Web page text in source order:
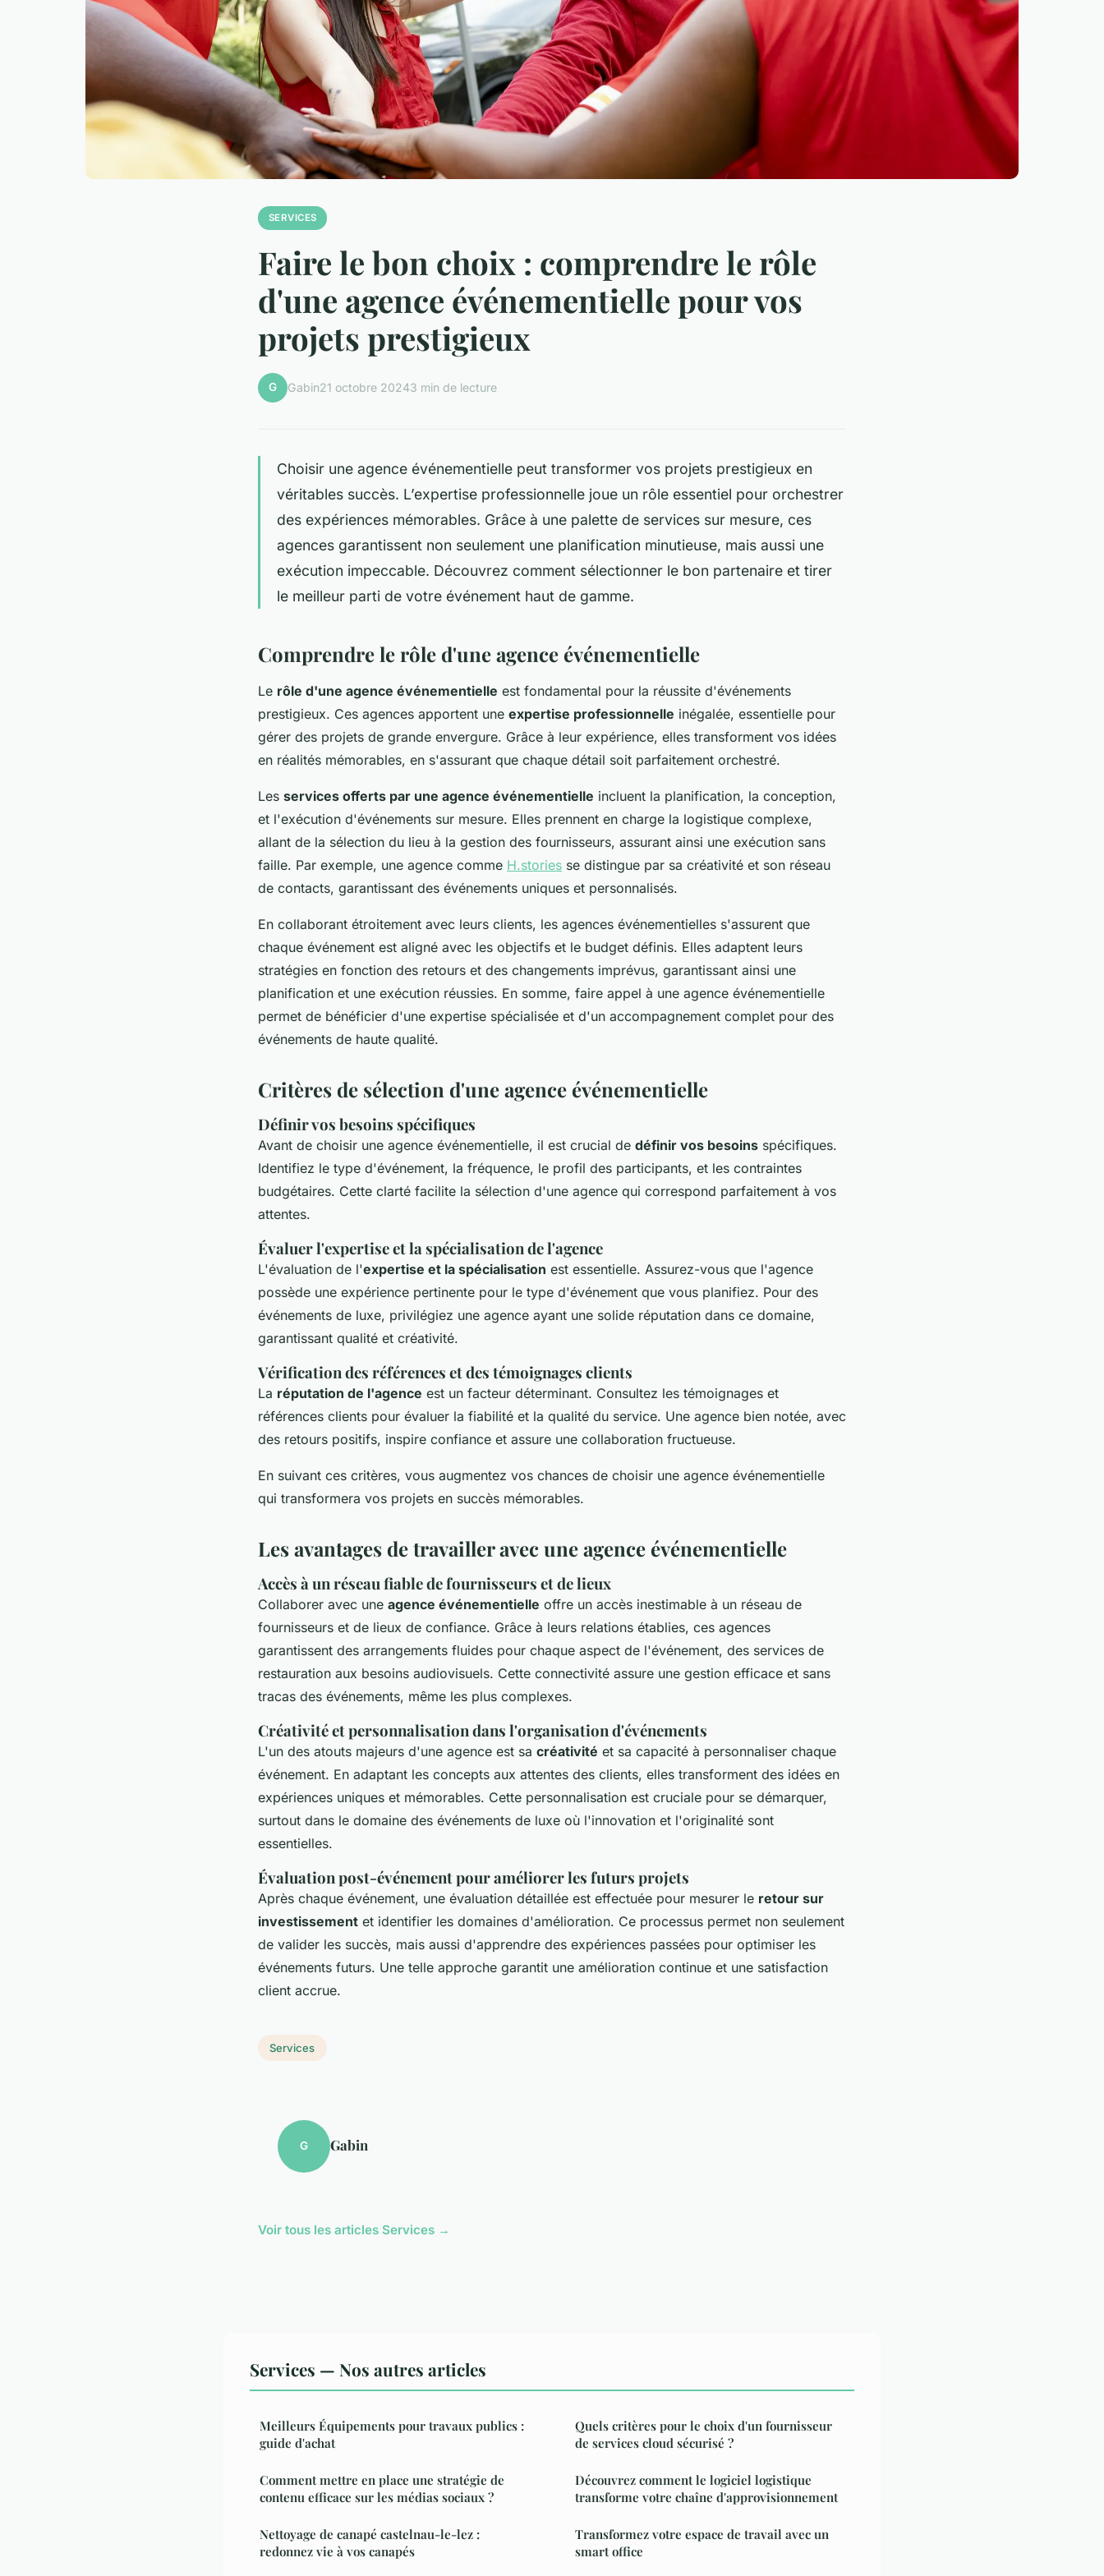
SERVICES
Faire le bon choix : comprendre le rôle
d'une agence événementielle pour vos
projets prestigieux
G Gabin21 octobre 20243 min de lecture
Choisir une agence événementielle peut transformer vos projets prestigieux en
véritables succès. L’expertise professionnelle joue un rôle essentiel pour orchestrer
des expériences mémorables. Grâce à une palette de services sur mesure, ces
agences garantissent non seulement une planification minutieuse, mais aussi une
exécution impeccable. Découvrez comment sélectionner le bon partenaire et tirer
le meilleur parti de votre événement haut de gamme.
Comprendre le rôle d'une agence événementielle
Le rôle d'une agence événementielle est fondamental pour la réussite d'événements
prestigieux. Ces agences apportent une expertise professionnelle inégalée, essentielle pour
gérer des projets de grande envergure. Grâce à leur expérience, elles transforment vos idées
en réalités mémorables, en s'assurant que chaque détail soit parfaitement orchestré.
Les services offerts par une agence événementielle incluent la planification, la conception,
et l'exécution d'événements sur mesure. Elles prennent en charge la logistique complexe,
allant de la sélection du lieu à la gestion des fournisseurs, assurant ainsi une exécution sans
faille. Par exemple, une agence comme H.stories se distingue par sa créativité et son réseau
de contacts, garantissant des événements uniques et personnalisés.
En collaborant étroitement avec leurs clients, les agences événementielles s'assurent que
chaque événement est aligné avec les objectifs et le budget définis. Elles adaptent leurs
stratégies en fonction des retours et des changements imprévus, garantissant ainsi une
planification et une exécution réussies. En somme, faire appel à une agence événementielle
permet de bénéficier d'une expertise spécialisée et d'un accompagnement complet pour des
événements de haute qualité.
Critères de sélection d'une agence événementielle
Définir vos besoins spécifiques
Avant de choisir une agence événementielle, il est crucial de définir vos besoins spécifiques.
Identifiez le type d'événement, la fréquence, le profil des participants, et les contraintes
budgétaires. Cette clarté facilite la sélection d'une agence qui correspond parfaitement à vos
attentes.
Évaluer l'expertise et la spécialisation de l'agence
L'évaluation de l'expertise et la spécialisation est essentielle. Assurez-vous que l'agence
possède une expérience pertinente pour le type d'événement que vous planifiez. Pour des
événements de luxe, privilégiez une agence ayant une solide réputation dans ce domaine,
garantissant qualité et créativité.
Vérification des références et des témoignages clients
La réputation de l'agence est un facteur déterminant. Consultez les témoignages et
références clients pour évaluer la fiabilité et la qualité du service. Une agence bien notée, avec
des retours positifs, inspire confiance et assure une collaboration fructueuse.
En suivant ces critères, vous augmentez vos chances de choisir une agence événementielle
qui transformera vos projets en succès mémorables.
Les avantages de travailler avec une agence événementielle
Accès à un réseau fiable de fournisseurs et de lieux
Collaborer avec une agence événementielle offre un accès inestimable à un réseau de
fournisseurs et de lieux de confiance. Grâce à leurs relations établies, ces agences
garantissent des arrangements fluides pour chaque aspect de l'événement, des services de
restauration aux besoins audiovisuels. Cette connectivité assure une gestion efficace et sans
tracas des événements, même les plus complexes.
Créativité et personnalisation dans l'organisation d'événements
L'un des atouts majeurs d'une agence est sa créativité et sa capacité à personnaliser chaque
événement. En adaptant les concepts aux attentes des clients, elles transforment des idées en
expériences uniques et mémorables. Cette personnalisation est cruciale pour se démarquer,
surtout dans le domaine des événements de luxe où l'innovation et l'originalité sont
essentielles.
Évaluation post-événement pour améliorer les futurs projets
Après chaque événement, une évaluation détaillée est effectuée pour mesurer le retour sur
investissement et identifier les domaines d'amélioration. Ce processus permet non seulement
de valider les succès, mais aussi d'apprendre des expériences passées pour optimiser les
événements futurs. Une telle approche garantit une amélioration continue et une satisfaction
client accrue.
Services
G Gabin
Voir tous les articles Services →
Services — Nos autres articles
Meilleurs Équipements pour travaux publics :
guide d'achat
Comment mettre en place une stratégie de
contenu efficace sur les médias sociaux ?
Nettoyage de canapé castelnau-le-lez :
redonnez vie à vos canapés
Quels critères pour le choix d'un fournisseur
de services cloud sécurisé ?
Découvrez comment le logiciel logistique
transforme votre chaîne d'approvisionnement
Transformez votre espace de travail avec un
smart office